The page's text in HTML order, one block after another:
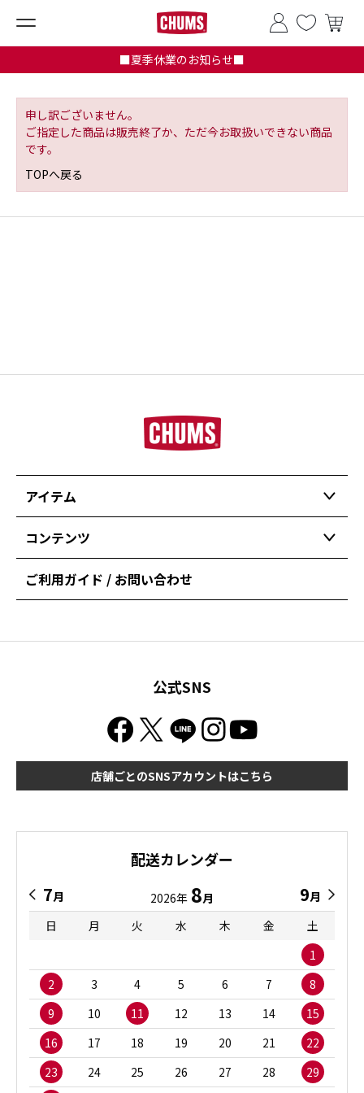
■夏季休業のお知らせ■
申し訳ございません。
ご指定した商品は販売終了か、ただ今お取扱いできない商品
です。
TOPへ戻る
アイテム
コンテンツ
ご利用ガイド / お問い合わせ
公式SNS
店舗ごとのSNSアカウントはこちら
配送カレンダー
7月 2026年 8月 9月
日
月 火 水 木 金
土
1
2
3 4 5 6 7
8
9
10 11 12 13 14
15
16
17 18 19 20 21
22
23
24 25 26 27 28 29